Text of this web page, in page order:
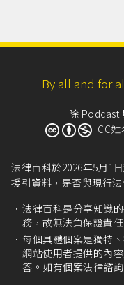
By all and for
除 Podcast
CC
法律百科於2026年5月1
援引資料，是否與現行法
法律百科是分享知識
務，故無法負保證責任
每個具體個案是獨特
網站使用者提供的內
答。如有個案法律諮